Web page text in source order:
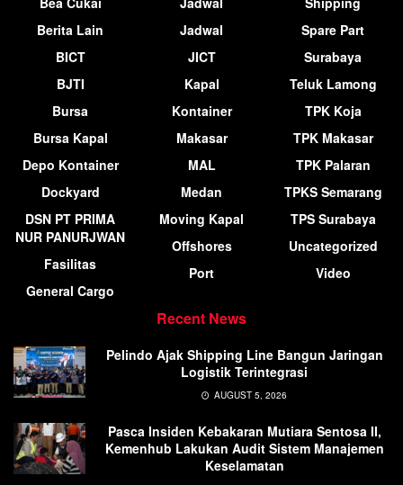
Berita Lain
BICT
BJTI
Bursa
Bursa Kapal
Depo Kontainer
Dockyard
DSN PT PRIMA
NUR PANURJWAN
Fasilitas
General Cargo
Jadwal
JICT
Kapal
Kontainer
Makasar
MAL
Medan
Moving Kapal
Offshores
Port
Spare Part
Surabaya
Teluk Lamong
TPK Koja
TPK Makasar
TPK Palaran
TPKS Semarang
TPS Surabaya
Uncategorized
Video
Recent News
Pelindo Ajak Shipping Line Bangun Jaringan
Logistik Terintegrasi
AUGUST 5, 2026
Pasca Insiden Kebakaran Mutiara Sentosa II,
Kemenhub Lakukan Audit Sistem Manajemen
Keselamatan